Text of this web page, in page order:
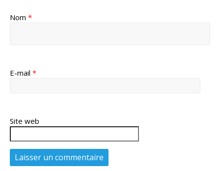
Nom *
E-mail *
Site web